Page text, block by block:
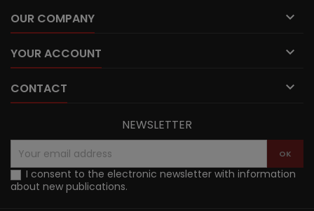
OUR COMPANY 
YOUR ACCOUNT 
CONTACT 
NEWSLETTER
I consent to the electronic newsletter with information
about new publications.